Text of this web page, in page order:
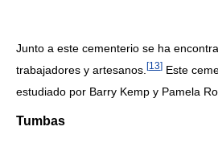
Junto a este cementerio se ha
trabajadores y artesanos. [13] Este
estudiado por Barry Kemp y Pamela
Tumbas